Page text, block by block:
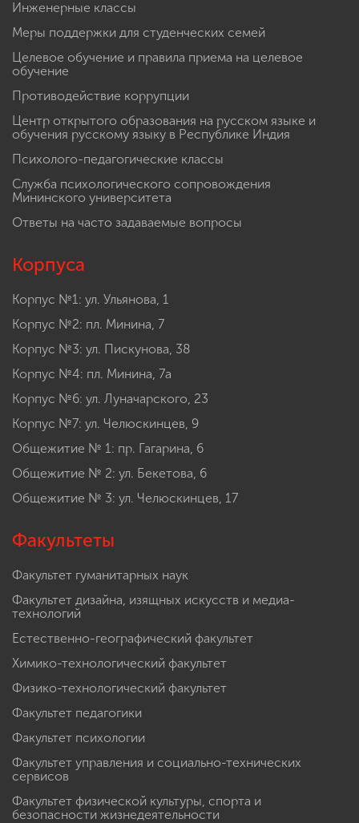
Инженерные классы
Меры поддержки для студенческих семей
Целевое обучение и правила приема на целевое
обучение
Противодействие коррупции
Центр открытого образования на русском языке и
обучения русскому языку в Республике Индия
Психолого-педагогические классы
Служба психологического сопровождения
Мининского университета
Ответы на часто задаваемые вопросы
Корпуса
Корпус №1: ул. Ульянова, 1
Корпус №2: пл. Минина, 7
Корпус №3: ул. Пискунова, 38
Корпус №4: пл. Минина, 7а
Корпус №6: ул. Луначарского, 23
Корпус №7: ул. Челюскинцев, 9
Общежитие № 1: пр. Гагарина, 6
Общежитие № 2: ул. Бекетова, 6
Общежитие № 3: ул. Челюскинцев, 17
Факультеты
Факультет гуманитарных наук
Факультет дизайна, изящных искусств и медиа-
технологий
Естественно-географический факультет
Химико-технологический факультет
Физико-технологический факультет
Факультет педагогики
Факультет психологии
Факультет управления и социально-технических
сервисов
Факультет физической культуры, спорта и
безопасности жизнедеятельности